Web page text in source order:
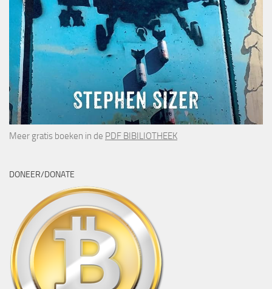
Meer gratis boeken in de PDF BIBILIOTHEEK
DONEER/DONATE